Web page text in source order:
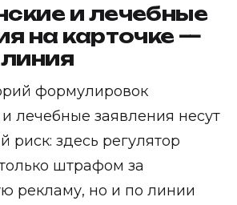
и лечебные
на карточке —
формулировок
лечебные заявления несут
риск: здесь регулятор
штрафом за
рекламу, но и по линии